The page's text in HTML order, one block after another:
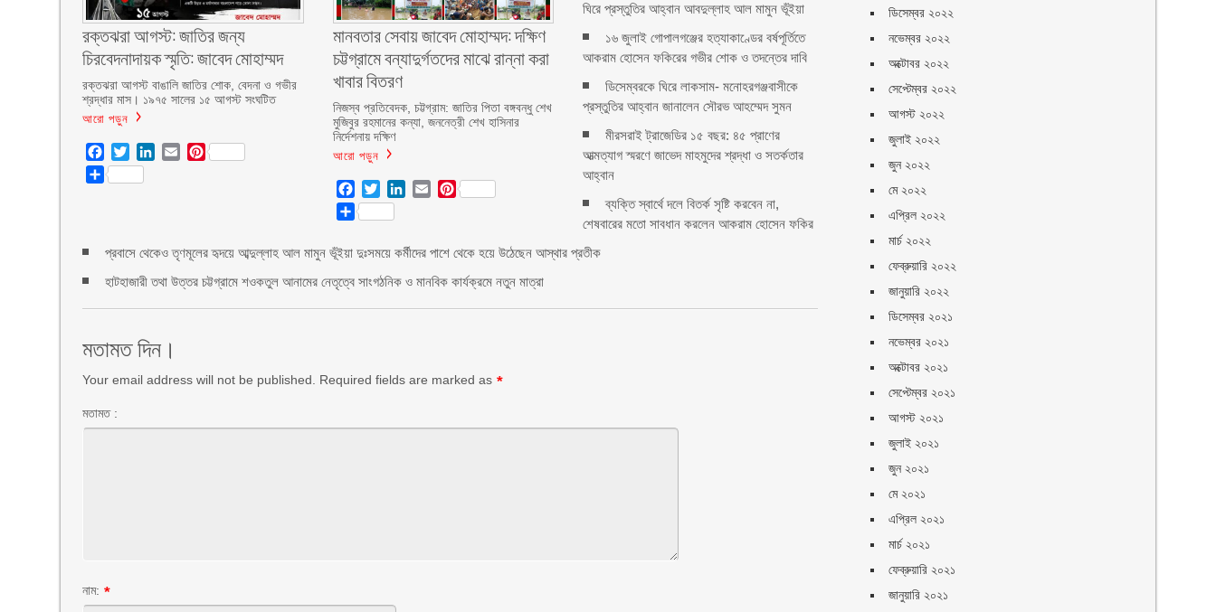
রক্তঝরা আগস্ট: জাতির জন্য
চিরবেদনাদায়ক স্মৃতি: জাবেদ মোহাম্মদ
রক্তঝরা আগস্ট বাঙালি জাতির শোক, বেদনা ও গভীর
শ্রদ্ধার মাস। ১৯৭৫ সালের ১৫ আগস্ট সংঘটিত
আরো পড়ুন
Facebook
TwitterLinkedIn
EmailPinterest
Share
মানবতার সেবায় জাবেদ মোহাম্মদ: দক্ষিণ
চট্টগ্রামে বন্যাদুর্গতদের মাঝে রান্না করা
খাবার বিতরণ
নিজস্ব প্রতিবেদক, চট্টগ্রাম: জাতির পিতা বঙ্গবন্ধু শেখ
মুজিবুর রহমানের কন্যা, জননেত্রী শেখ হাসিনার
নির্দেশনায় দক্ষিণ
আরো পড়ুন
Facebook
TwitterLinkedIn
EmailPinterest
Share
ঘিরে প্রস্তুতির আহ্বান আবদুল্লাহ আল মামুন ভূঁইয়া
১৬ জুলাই গোপালগঞ্জের হত্যাকাণ্ডের বর্ষপূর্তিতে
আকরাম হোসেন ফকিরের গভীর শোক ও তদন্তের দাবি
ডিসেম্বরকে ঘিরে লাকসাম- মনোহরগঞ্জবাসীকে
প্রস্তুতির আহ্বান জানালেন সৌরভ আহম্মেদ সুমন
মীরসরাই ট্রাজেডির ১৫ বছর: ৪৫ প্রাণের
আত্মত্যাগ স্মরণে জাভেদ মাহমুদের শ্রদ্ধা ও সতর্কতার
আহ্বান
ব্যক্তি স্বার্থে দলে বিতর্ক সৃষ্টি করবেন না,
শেষবারের মতো সাবধান করলেন আকরাম হোসেন ফকির
প্রবাসে থেকেও তৃণমূলের হৃদয়ে আব্দুল্লাহ আল মামুন ভূঁইয়া দুঃসময়ে কর্মীদের পাশে থেকে হয়ে উঠেছেন আস্থার প্রতীক
হাটহাজারী তথা উত্তর চট্টগ্রামে শওকতুল আনামের নেতৃত্বে সাংগঠনিক ও মানবিক কার্যক্রমে নতুন মাত্রা
মতামত দিন।
Your email address will not be published. Required fields are marked as *
মতামত :
নাম: *
ডিসেম্বর ২০২২
নভেম্বর ২০২২
অক্টোবর ২০২২
সেপ্টেম্বর ২০২২
আগস্ট ২০২২
জুলাই ২০২২
জুন ২০২২
মে ২০২২
এপ্রিল ২০২২
মার্চ ২০২২
ফেব্রুয়ারি ২০২২
জানুয়ারি ২০২২
ডিসেম্বর ২০২১
নভেম্বর ২০২১
অক্টোবর ২০২১
সেপ্টেম্বর ২০২১
আগস্ট ২০২১
জুলাই ২০২১
জুন ২০২১
মে ২০২১
এপ্রিল ২০২১
মার্চ ২০২১
ফেব্রুয়ারি ২০২১
জানুয়ারি ২০২১